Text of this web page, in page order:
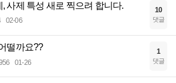
사제 특성 새로 찍으려 합니다.
02-06
10
댓글
떨까요??
01-26
1
댓글